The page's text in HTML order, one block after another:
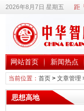
2026年8月7日 星期五 距
网站首页 新闻热点
当前位置： 首页> 文章管理
思想高地